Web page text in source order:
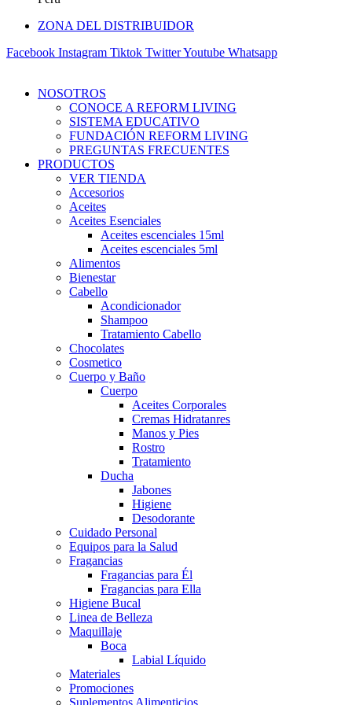
ZONA DEL DISTRIBUIDOR
Facebook Instagram Tiktok TwitterYoutube Whatsapp
NOSOTROS
CONOCE A REFORM LIVING
SISTEMA EDUCATIVO
FUNDACIÓN REFORM LIVING
PREGUNTAS FRECUENTES
PRODUCTOS
VER TIENDA
Accesorios
Aceites
Aceites Esenciales
Aceites escenciales 15ml
Aceites escenciales 5ml
Alimentos
Bienestar
Cabello
Acondicionador
Shampoo
Tratamiento Cabello
Chocolates
Cosmetico
Cuerpo y Baño
Cuerpo
Aceites Corporales
Cremas Hidratanres
Manos y Pies
Rostro
Tratamiento
Ducha
Jabones
Higiene
Desodorante
Cuidado Personal
Equipos para la Salud
Fragancias
Fragancias para Él
Fragancias para Ella
Higiene Bucal
Linea de Belleza
Maquillaje
Boca
Labial Líquido
Materiales
Promociones
Suplementos Alimenticios